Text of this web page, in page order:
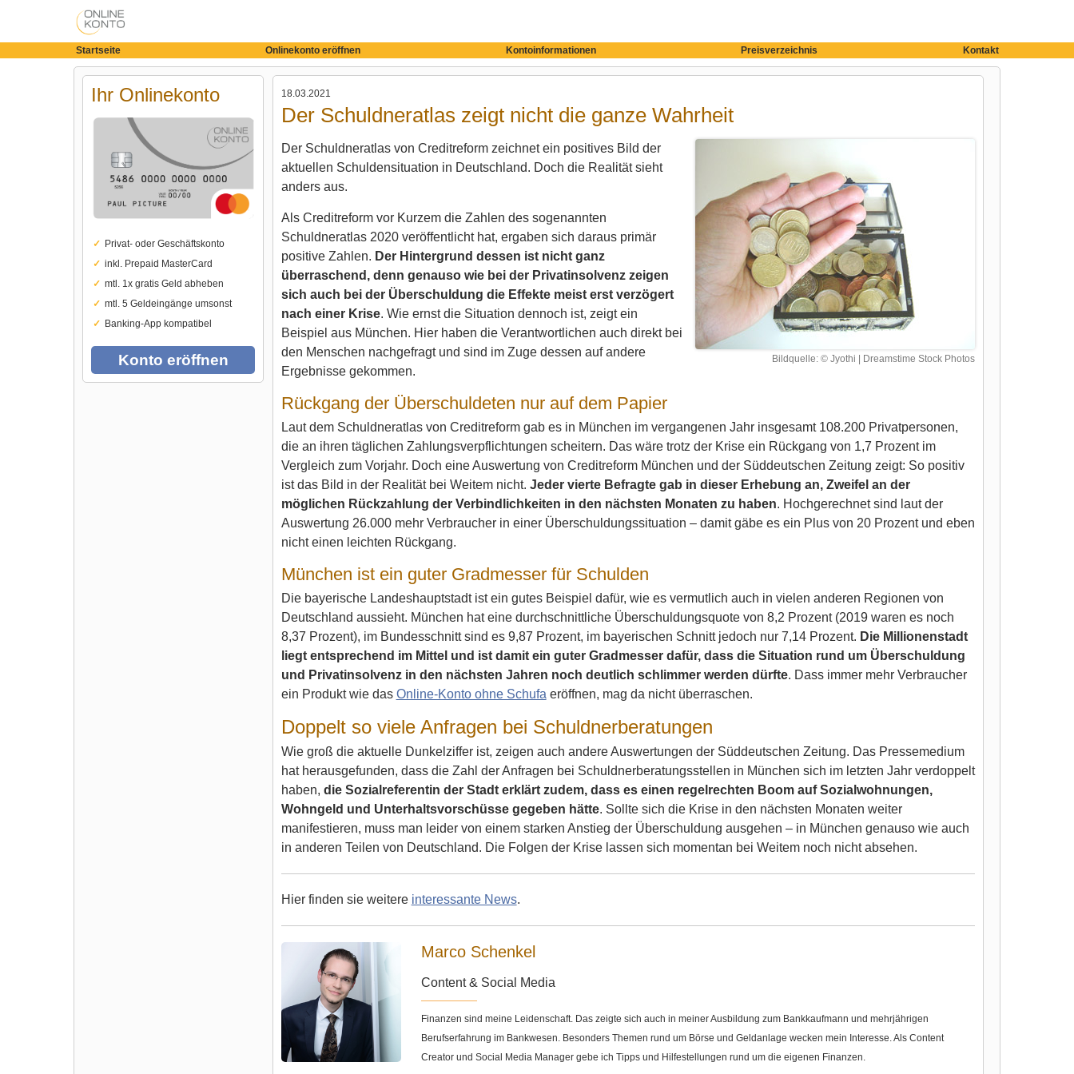
Startseite Onlinekonto eröffnen Kontoinformationen Preisverzeichnis Kontakt
Ihr Onlinekonto
Privat- oder Geschäftskonto
inkl. Prepaid MasterCard
mtl. 1x gratis Geld abheben
mtl. 5 Geldeingänge umsonst
Banking-App kompatibel
Konto eröffnen
18.03.2021
Der Schuldneratlas zeigt nicht die ganze Wahrheit
Bildquelle: © Jyothi | Dreamstime Stock Photos
Der Schuldneratlas von Creditreform zeichnet ein positives Bild der
aktuellen Schuldensituation in Deutschland. Doch die Realität sieht
anders aus.
Als Creditreform vor Kurzem die Zahlen des sogenannten
Schuldneratlas 2020 veröffentlicht hat, ergaben sich daraus primär
positive Zahlen. Der Hintergrund dessen ist nicht ganz
überraschend, denn genauso wie bei der Privatinsolvenz zeigen
sich auch bei der Überschuldung die Effekte meist erst verzögert
nach einer Krise. Wie ernst die Situation dennoch ist, zeigt ein
Beispiel aus München. Hier haben die Verantwortlichen auch direkt bei
den Menschen nachgefragt und sind im Zuge dessen auf andere
Ergebnisse gekommen.
Rückgang der Überschuldeten nur auf dem Papier
Laut dem Schuldneratlas von Creditreform gab es in München im vergangenen Jahr insgesamt 108.200 Privatpersonen,
die an ihren täglichen Zahlungsverpflichtungen scheitern. Das wäre trotz der Krise ein Rückgang von 1,7 Prozent im
Vergleich zum Vorjahr. Doch eine Auswertung von Creditreform München und der Süddeutschen Zeitung zeigt: So positiv
ist das Bild in der Realität bei Weitem nicht. Jeder vierte Befragte gab in dieser Erhebung an, Zweifel an der
möglichen Rückzahlung der Verbindlichkeiten in den nächsten Monaten zu haben. Hochgerechnet sind laut der
Auswertung 26.000 mehr Verbraucher in einer Überschuldungssituation – damit gäbe es ein Plus von 20 Prozent und eben
nicht einen leichten Rückgang.
München ist ein guter Gradmesser für Schulden
Die bayerische Landeshauptstadt ist ein gutes Beispiel dafür, wie es vermutlich auch in vielen anderen Regionen von
Deutschland aussieht. München hat eine durchschnittliche Überschuldungsquote von 8,2 Prozent (2019 waren es noch
8,37 Prozent), im Bundesschnitt sind es 9,87 Prozent, im bayerischen Schnitt jedoch nur 7,14 Prozent. Die Millionenstadt
liegt entsprechend im Mittel und ist damit ein guter Gradmesser dafür, dass die Situation rund um Überschuldung
und Privatinsolvenz in den nächsten Jahren noch deutlich schlimmer werden dürfte. Dass immer mehr Verbraucher
ein Produkt wie das Online-Konto ohne Schufa eröffnen, mag da nicht überraschen.
Doppelt so viele Anfragen bei Schuldnerberatungen
Wie groß die aktuelle Dunkelziffer ist, zeigen auch andere Auswertungen der Süddeutschen Zeitung. Das Pressemedium
hat herausgefunden, dass die Zahl der Anfragen bei Schuldnerberatungsstellen in München sich im letzten Jahr verdoppelt
haben, die Sozialreferentin der Stadt erklärt zudem, dass es einen regelrechten Boom auf Sozialwohnungen,
Wohngeld und Unterhaltsvorschüsse gegeben hätte. Sollte sich die Krise in den nächsten Monaten weiter
manifestieren, muss man leider von einem starken Anstieg der Überschuldung ausgehen – in München genauso wie auch
in anderen Teilen von Deutschland. Die Folgen der Krise lassen sich momentan bei Weitem noch nicht absehen.
Hier finden sie weitere interessante News.
Marco Schenkel
Content & Social Media
Finanzen sind meine Leidenschaft. Das zeigte sich auch in meiner Ausbildung zum Bankkaufmann und mehrjährigen
Berufserfahrung im Bankwesen. Besonders Themen rund um Börse und Geldanlage wecken mein Interesse. Als Content
Creator und Social Media Manager gebe ich Tipps und Hilfestellungen rund um die eigenen Finanzen.